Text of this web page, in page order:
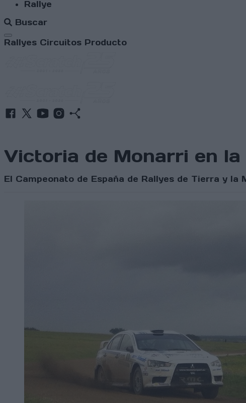
Rallye
Buscar
Abrir menú
Rallyes Circuitos Producto
Victoria de Monarri en
El Campeonato de España de Rallyes de Tierra y